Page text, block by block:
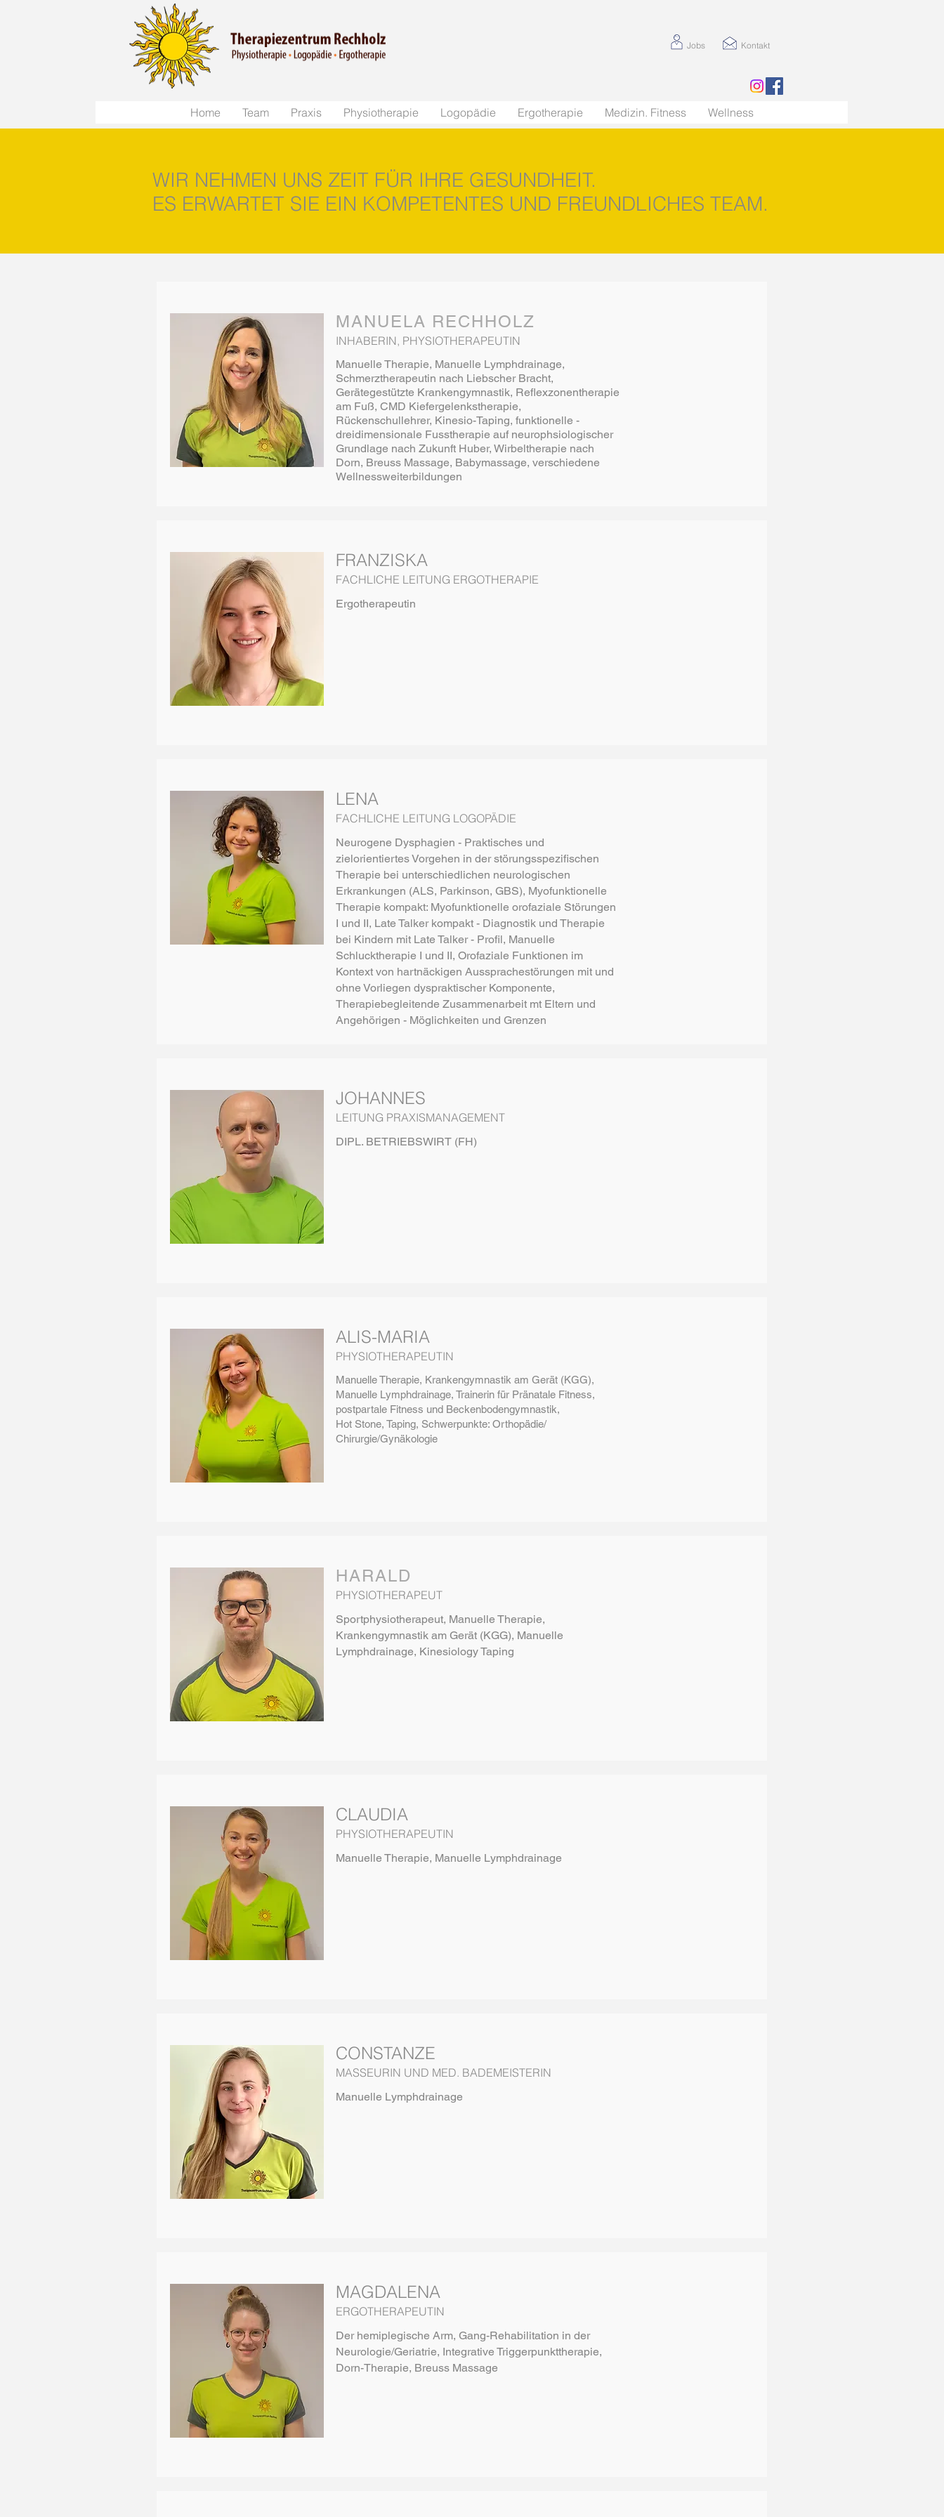
Jobs Kontakt
Home Team Praxis Physiotherapie Logopädie Ergotherapie Medizin. Fitness Wellness
WIR NEHMEN UNS ZEIT FÜR IHRE GESUNDHEIT.
ES ERWARTET SIE EIN KOMPETENTES UND FREUNDLICHES TEAM.
MANUELA RECHHOLZ
INHABERIN, PHYSIOTHERAPEUTIN
Manuelle Therapie, Manuelle Lymphdrainage,
Schmerztherapeutin nach Liebscher Bracht,
Gerätegestützte Krankengymnastik, Reflexzonentherapie
am Fuß, CMD Kiefergelenkstherapie,
Rückenschullehrer, Kinesio-Taping, funktionelle -
dreidimensionale Fusstherapie auf neurophsiologischer
Grundlage nach Zukunft Huber, Wirbeltherapie nach
Dorn, Breuss Massage, Babymassage, verschiedene
Wellnessweiterbildungen
FRANZISKA
FACHLICHE LEITUNG ERGOTHERAPIE
Ergotherapeutin
LENA
FACHLICHE LEITUNG LOGOPÄDIE
Neurogene Dysphagien - Praktisches und
zielorientiertes Vorgehen in der störungsspezifischen
Therapie bei unterschiedlichen neurologischen
Erkrankungen (ALS, Parkinson, GBS), Myofunktionelle
Therapie kompakt: Myofunktionelle orofaziale Störungen
I und II, Late Talker kompakt - Diagnostik und Therapie
bei Kindern mit Late Talker - Profil, Manuelle
Schlucktherapie I und II, Orofaziale Funktionen im
Kontext von hartnäckigen Aussprachestörungen mit und
ohne Vorliegen dyspraktischer Komponente,
Therapiebegleitende Zusammenarbeit mt Eltern und
Angehörigen - Möglichkeiten und Grenzen
JOHANNES
LEITUNG PRAXISMANAGEMENT
DIPL. BETRIEBSWIRT (FH)
ALIS-MARIA
PHYSIOTHERAPEUTIN
Manuelle Therapie, Krankengymnastik am Gerät (KGG),
Manuelle Lymphdrainage, Trainerin für Pränatale Fitness,
postpartale Fitness und Beckenbodengymnastik,
Hot Stone, Taping, Schwerpunkte: Orthopädie/
Chirurgie/Gynäkologie
HARALD
PHYSIOTHERAPEUT
Sportphysiotherapeut, Manuelle Therapie,
Krankengymnastik am Gerät (KGG), Manuelle
Lymphdrainage, Kinesiology Taping
CLAUDIA
PHYSIOTHERAPEUTIN
Manuelle Therapie, Manuelle Lymphdrainage
CONSTANZE
MASSEURIN UND MED. BADEMEISTERIN
Manuelle Lymphdrainage
MAGDALENA
ERGOTHERAPEUTIN
Der hemiplegische Arm, Gang-Rehabilitation in der
Neurologie/Geriatrie, Integrative Triggerpunkttherapie,
Dorn-Therapie, Breuss Massage